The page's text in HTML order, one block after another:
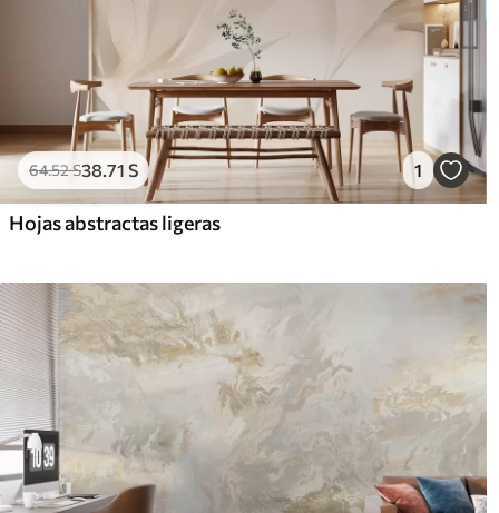
64.52S38 .71 S 1
Hojas abstractas ligeras